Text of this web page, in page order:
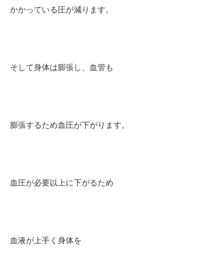
かかっている圧が減ります。
そして身体は膨張し、血管も
膨張するため血圧が下がります。
血圧が必要以上に下がるため
血液が上手く身体を